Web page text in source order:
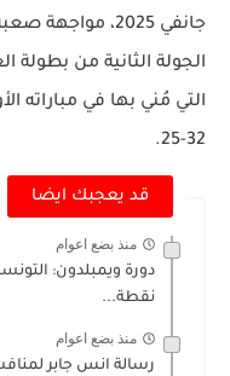
جانفي 2025،
الجولة الثانية من بطولة
التي مُني بها في مباراته
32-25.
قد يعجبك ايضا
منذ بضع اعوام
دورة ويمبلدون:
نقطة...
منذ بضع اعوام
رسالة انس جابر